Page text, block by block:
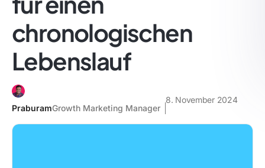
chronologischen
Lebenslauf
PraburamGrowth Marketing Manager
8. November 2024